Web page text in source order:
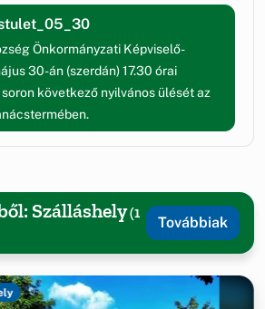
Önkormányzati Képviselő-
30-án (szerdán) 17.30 órai
következő nyilvános ülését az
Szálláshely(1
Továbbiak